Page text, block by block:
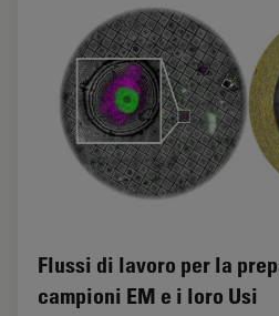
Flussi di lavoro per la
campioni EM e i loro Usi